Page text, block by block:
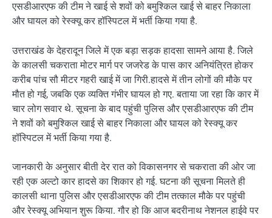
एसडीआरएफ की टीम ने खाई से शवों को बमुश्किल खाई से बाहर निकाला
और घायल को रेस्क्यू कर हॉस्पिटल में भर्ती किया गया है.
उत्तराखंड के देहरादून जिले में एक बड़ा सड़क हादसा सामने आया है. जिले
के कालसी चकराता मोटर मार्ग पर जजरेड के पास कार अनियंत्रित होकर
करीब पांच सौ मीटर गहरी खाई में जा गिरी.हादसे में तीन लोगों की मौके पर
मौत हो गई, जबकि एक व्यक्ति गंभीर घायल हो गए. बताया जा रहा कि कार में
चार लोग सवार थे. सूचना के बाद पहुंची पुलिस और एसडीआरएफ की टीम
ने शवों को बमुश्किल खाई से बाहर निकाला और घायल को रेस्क्यू कर
हॉस्पिटल में भर्ती किया गया है.
जानकारी के अनुसार बीती देर रात को विकासनगर से चकराता की ओर जा
रही एक अल्टो कार हादसे का शिकार हो गई. घटना की सूचना मिलते ही
कालसी थाना पुलिस और एसडीआरएफ की टीम तत्काल मौके पर पहुंची
और रेस्क्यू अभियान शुरू किया. गौर हो कि आज बदरीनाथ नेशनल हाईवे पर